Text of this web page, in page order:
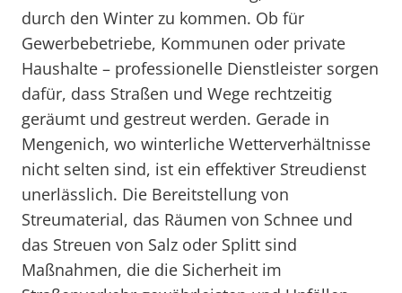
durch den Winter zu kommen. Ob für
Gewerbebetriebe, Kommunen oder private
Haushalte – professionelle Dienstleister sorgen
dafür, dass Straßen und Wege rechtzeitig
geräumt und gestreut werden. Gerade in
Mengenich, wo winterliche Wetterverhältnisse
nicht selten sind, ist ein effektiver Streudienst
unerlässlich. Die Bereitstellung von
Streumaterial, das Räumen von Schnee und
das Streuen von Salz oder Splitt sind
Maßnahmen, die die Sicherheit im